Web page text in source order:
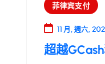
菲律宾支付
11 月, 週六,
超越